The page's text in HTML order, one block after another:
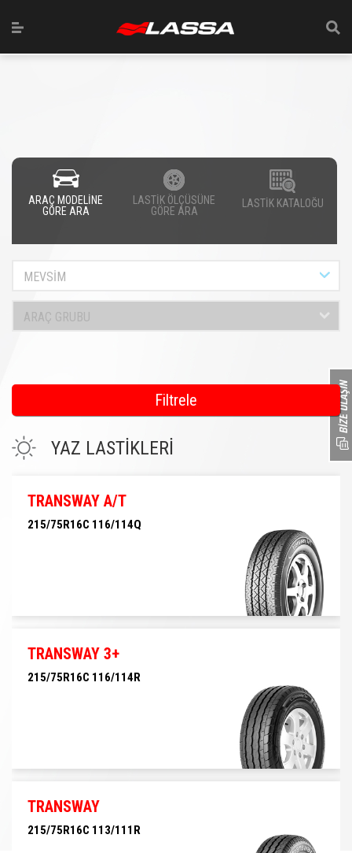
ARAÇ MODELİNE
GÖRE ARA
LASTİK ÖLÇÜSÜNE
GÖRE ARA
LASTİK KATALOĞU
MEVSİM
ARAÇ GRUBU
Filtrele
YAZ LASTİKLERİ
TRANSWAY A/T
215/75R16C 116/114Q
TRANSWAY 3+
215/75R16C 116/114R
TRANSWAY
215/75R16C 113/111R